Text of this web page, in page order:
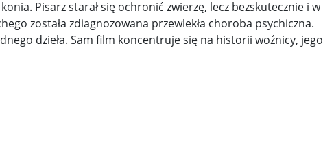
Pisarz starał się ochronić zwierzę, lecz bezskutecznie i w
została zdiagnozowana przewlekła choroba psychiczna.
dzieła. Sam film koncentruje się na historii woźnicy, jego